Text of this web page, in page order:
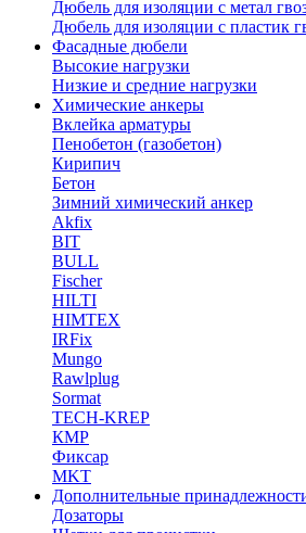
Дюбель для изоляции с метал
Дюбель для изоляции с пластик
Фасадные дюбели
Высокие нагрузки
Низкие и средние нагрузки
Химические анкеры
Вклейка арматуры
Пенобетон (газобетон)
Кирипич
Бетон
Зимний химический анкер
Akfix
BIT
BULL
Fischer
HILTI
HIMTEX
IRFix
Mungo
Rawlplug
Sormat
TECH-KREP
КМР
Фиксар
MKT
Дополнительные
Дозаторы